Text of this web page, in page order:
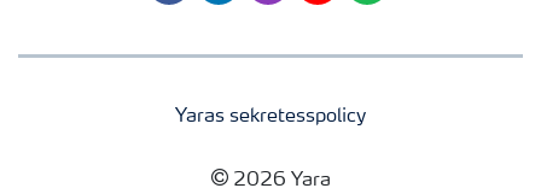
Yaras sekretesspolicy
2026 Yara